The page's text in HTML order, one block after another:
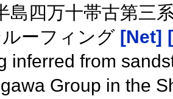
島四万十帯古第三
ーフィング [Net]
inferred from
Group in the